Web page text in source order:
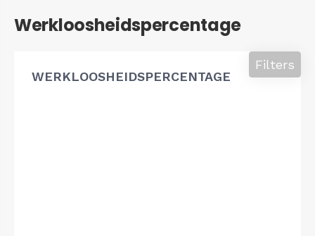
Werkloosheidspercentage
WERKLOOSHEIDSPERCENTAGE
Filters